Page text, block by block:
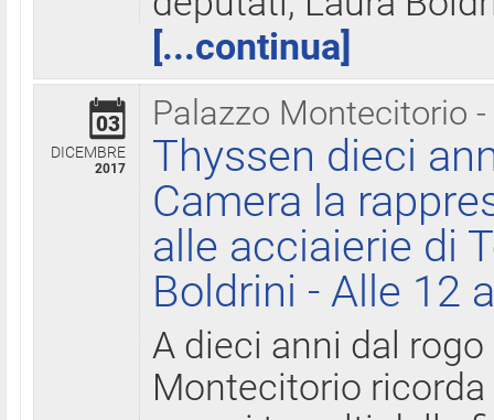
[...continua]
Palazzo Montecitorio
03
DICEMBRE
2017
Thyssen dieci
Camera la
alle acciaierie di
Boldrini - Alle 12
A dieci anni dal
Montecitorio